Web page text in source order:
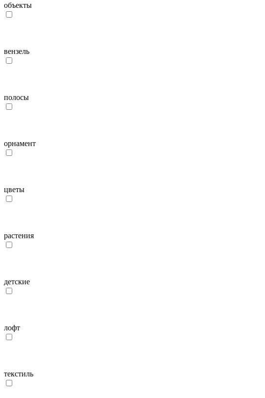
объекты
вензель
полосы
орнамент
цветы
растения
детcкие
лофт
текстиль